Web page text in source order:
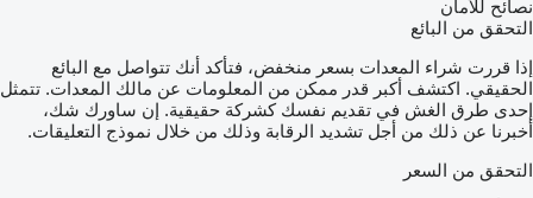
نصائح للأمان
التحقق من البائع
إذا قررت شراء المعدات بسعر منخفض، فتأكد أنك تتواصل مع البائع
الحقيقي. اكتشف أكبر قدر ممكن من المعلومات عن مالك المعدات. تتمثل
إحدى طرق الغش في تقديم نفسك كشركة حقيقية. إن ساورك شك،
أخبرنا عن ذلك من أجل تشديد الرقابة وذلك من خلال نموذج التعليقات.
التحقق من السعر